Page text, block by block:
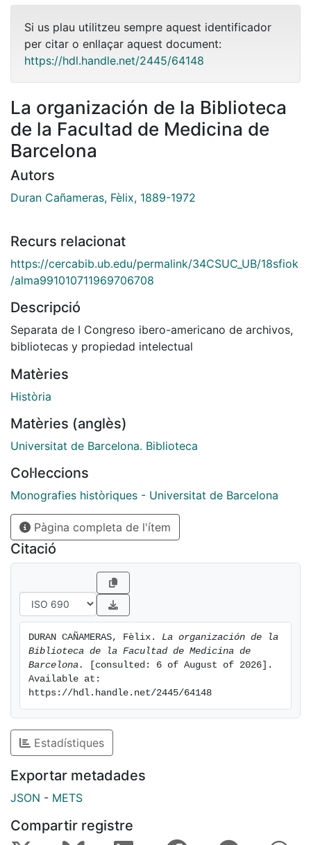
Si us plau utilitzeu sempre aquest identificador
per citar o enllaçar aquest document:
https://hdl.handle.net/2445/64148
La organización de la Biblioteca
de la Facultad de Medicina de
Barcelona
Autors
Duran Cañameras, Fèlix, 1889-1972
Recurs relacionat
https://cercabib.ub.edu/permalink/34CSUC_UB/18sfiok
/alma991010711969706708
Descripció
Separata de I Congreso ibero-americano de archivos,
bibliotecas y propiedad intelectual
Matèries
Història
Matèries (anglès)
Universitat de Barcelona. Biblioteca
Col·leccions
Monografies històriques - Universitat de Barcelona
Pàgina completa de l'ítem
Citació
DURAN CAÑAMERAS, Fèlix. La organización de la
Biblioteca de la Facultad de Medicina de
Barcelona.
[consulted: 6 of August of 2026].
Available at:
https://hdl.handle.net/2445/64148
Estadístiques
Exportar metadades
JSON - METS
Compartir registre